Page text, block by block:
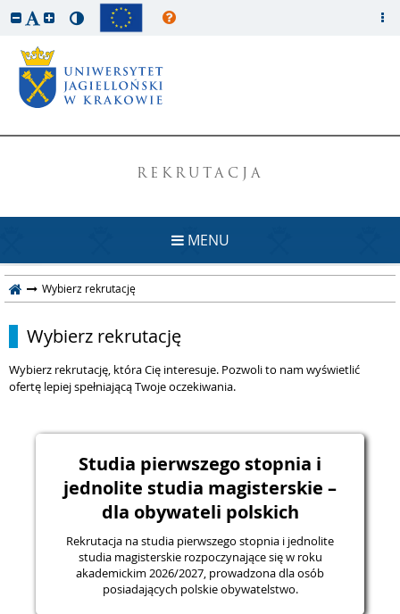
REKRUTACJA
MENU
Wybierz rekrutację
Wybierz rekrutację
Wybierz rekrutację, która Cię interesuje. Pozwoli to nam wyświetlić
ofertę lepiej spełniającą Twoje oczekiwania.
Studia pierwszego stopnia i
jednolite studia magisterskie –
dla obywateli polskich
Rekrutacja na studia pierwszego stopnia i jednolite
studia magisterskie rozpoczynające się w roku
akademickim 2026/2027, prowadzona dla osób
posiadających polskie obywatelstwo.